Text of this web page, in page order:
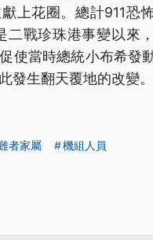
上花圈。總計911恐
二戰珍珠港事變以來
使當時總統小布希發
發生翻天覆地的改變。
者家屬
機組人員